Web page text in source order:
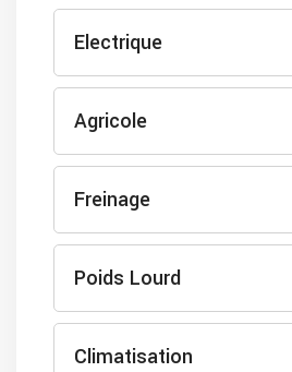
Electrique
Agricole
Freinage
Poids Lourd
Climatisation